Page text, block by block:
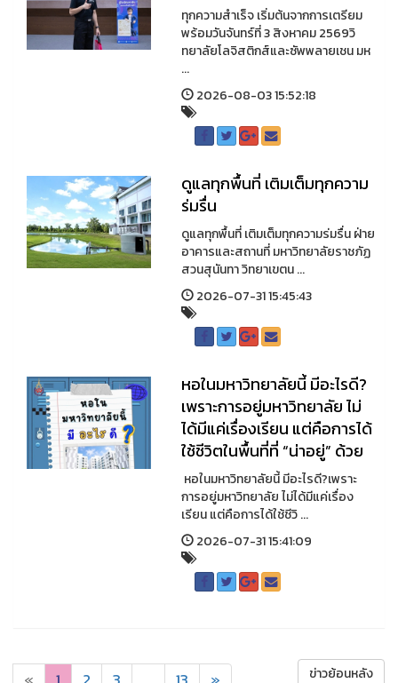
ทุกความสำเร็จ เริ่มต้นจากการเตรียม
พร้อมวันจันทร์ที่ 3 สิงหาคม 2569วิ
ทยาลัยโลจิสติกส์และซัพพลายเชน มห
...
2026-08-03 15:52:18
ดูแลทุกพื้นที่ เติมเต็มทุกความ
ร่มรื่น
ดูแลทุกพื้นที่ เติมเต็มทุกความร่มรื่น ฝ่าย
อาคารและสถานที่ มหาวิทยาลัยราชภัฏ
สวนสุนันทา วิทยาเขตน ...
2026-07-31 15:45:43
หอในมหาวิทยาลัยนี้ มีอะไรดี?
เพราะการอยู่มหาวิทยาลัย ไม่
ได้มีแค่เรื่องเรียน แต่คือการได้
ใช้ชีวิตในพื้นที่ที่ “น่าอยู่” ด้วย
หอในมหาวิทยาลัยนี้ มีอะไรดี?เพราะ
การอยู่มหาวิทยาลัย ไม่ได้มีแค่เรื่อง
เรียน แต่คือการได้ใช้ชีวิ ...
2026-07-31 15:41:09
ข่าวย้อนหลัง